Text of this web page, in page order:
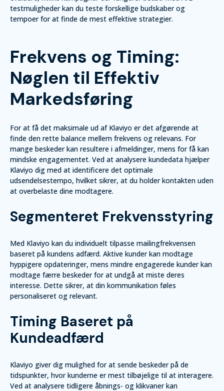
testmuligheder kan du teste forskellige budskaber og
tempoer for at finde de mest effektive strategier.
Frekvens og Timing:
Nøglen til Effektiv
Markedsføring
For at få det maksimale ud af Klaviyo er det afgørende at
finde den rette balance mellem frekvens og relevans. For
mange beskeder kan resultere i afmeldinger, mens for få kan
mindske engagementet. Ved at analysere kundedata hjælper
Klaviyo dig med at identificere det optimale
udsendelsestempo, hvilket sikrer, at du holder kontakten uden
at overbelaste dine modtagere.
Segmenteret Frekvensstyring
Med Klaviyo kan du individuelt tilpasse mailingfrekvensen
baseret på kundens adfærd. Aktive kunder kan modtage
hyppigere opdateringer, mens mindre engagerede kunder kan
modtage færre beskeder for at undgå at miste deres
interesse. Dette sikrer, at din kommunikation føles
personaliseret og relevant.
Timing Baseret på
Kundeadfærd
Klaviyo giver dig mulighed for at sende beskeder på de
tidspunkter, hvor kunderne er mest tilbøjelige til at interagere.
Ved at analysere tidligere åbnings- og klikvaner kan